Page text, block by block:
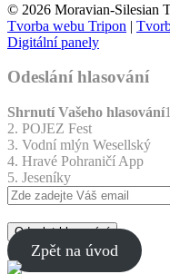
© 2026 Moravian-Silesian
Tvorba webu Tripon |
Digitální panely
Odeslání hlasování
Shrnutí Vašeho hlasování
2. POJEZ Fest
3. Vodní mlýn Wesellský
4. Hravé Pohraničí App
5. Jeseníky
Odeslat hlasování
Zpět na úvod